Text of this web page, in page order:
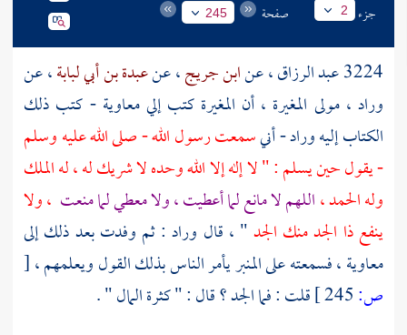
جزء 2 صفحة 245
3224عبد الرزاق، عنابن جريج، عنعبدة بن أبي لبابة، عن
وراد ، مولى المغيرة ، أن المغيرةكتب إليمعاوية- كتب ذلك
الكتاب إليهوراد- أنيسمعت رسول الله - صلى الله عليه وسلم
- يقول حين يسلم : " لا إله إلا الله وحده لا شريك له ، له الملك
وله الحمد ،اللهم لا مانع لما أعطيت ، ولا معطي لما منعت ، ولا
ينفع ذا الجد منك الجد" ، قال وراد : ثم وفدت بعد ذلك إلى
معاوية، فسمعته على المنبر يأمر الناس بذلك القول ويعلمهم ،[
ص:
قلت : فما الجد ؟ قال : " كثرة المال " .